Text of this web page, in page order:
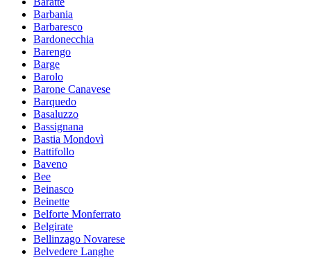
Barbania
Barbaresco
Bardonecchia
Barengo
Barge
Barolo
Barone Canavese
Barquedo
Basaluzzo
Bassignana
Bastia Mondovì
Battifollo
Baveno
Bee
Beinasco
Beinette
Belforte Monferrato
Belgirate
Bellinzago Novarese
Belvedere Langhe